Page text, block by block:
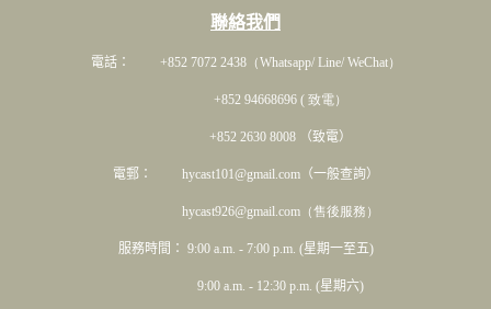
聯絡我們
電話： +852 7072 2438（Whatsapp/ Line/ WeChat）
+852 94668696 ( 致電）
+852 2630 8008 （致電）
電郵： hycast101@gmail.com（一般查詢）
hycast926@gmail.com（售後服務）
服務時間： 9:00 a.m. - 7:00 p.m. (星期一至五)
9:00 a.m. - 12:30 p.m. (星期六)